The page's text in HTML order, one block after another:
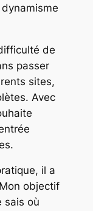
de
passer
sites,
Avec
il a
objectif
sais où